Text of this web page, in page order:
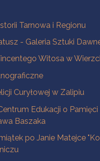
Tarnowa i Regionu
- Galeria Sztuki
Witosa w
Curyłowej w Zalipiu
Edukacji o Pamięci
Baszaka
po Janie Matejce